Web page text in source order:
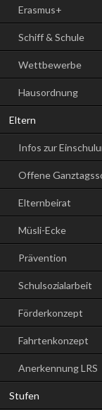
Erasmus+
Schiff & Schule
Wettbewerbe
Hausordnung
Eltern
Infos zur
Offene
Elternbeirat
Müsli-Ecke
Prävention
Schulsozialarbeit
Förderkonzept
Fahrtenkonzept
Anerkennung LRS
Stufen